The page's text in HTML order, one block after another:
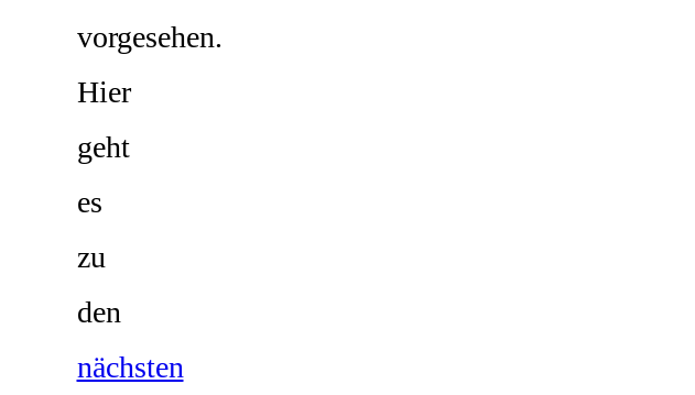
vorgesehen.
Hier
geht
es
zu
den
nächsten